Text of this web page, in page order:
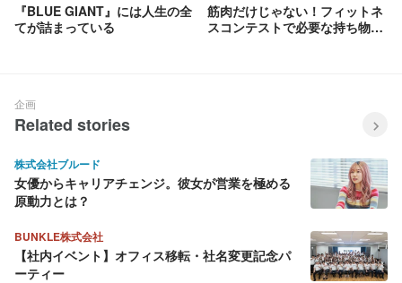
『BLUE GIANT』には人生の全
てが詰まっている
筋肉だけじゃない！フィットネ
スコンテストで必要な持ち物12
企画
Related stories
株式会社ブルード
女優からキャリアチェンジ。彼女が営業を極める
原動力とは？
BUNKLE株式会社
【社内イベント】オフィス移転・社名変更記念パ
ーティー